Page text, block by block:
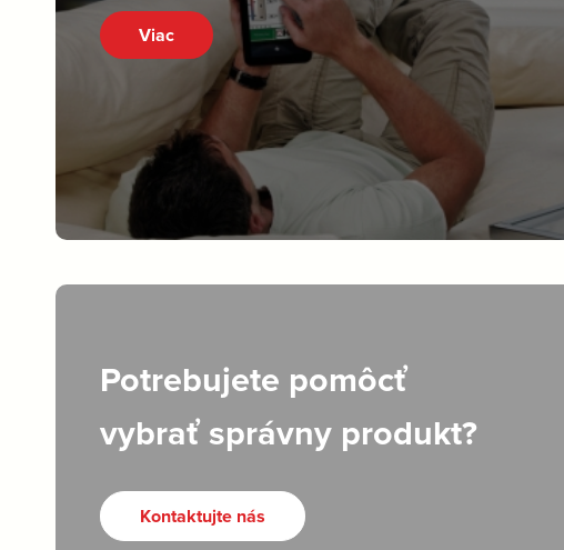
Viac
Potrebujete pomôcť
vybrať správny produkt?
Kontaktujte nás